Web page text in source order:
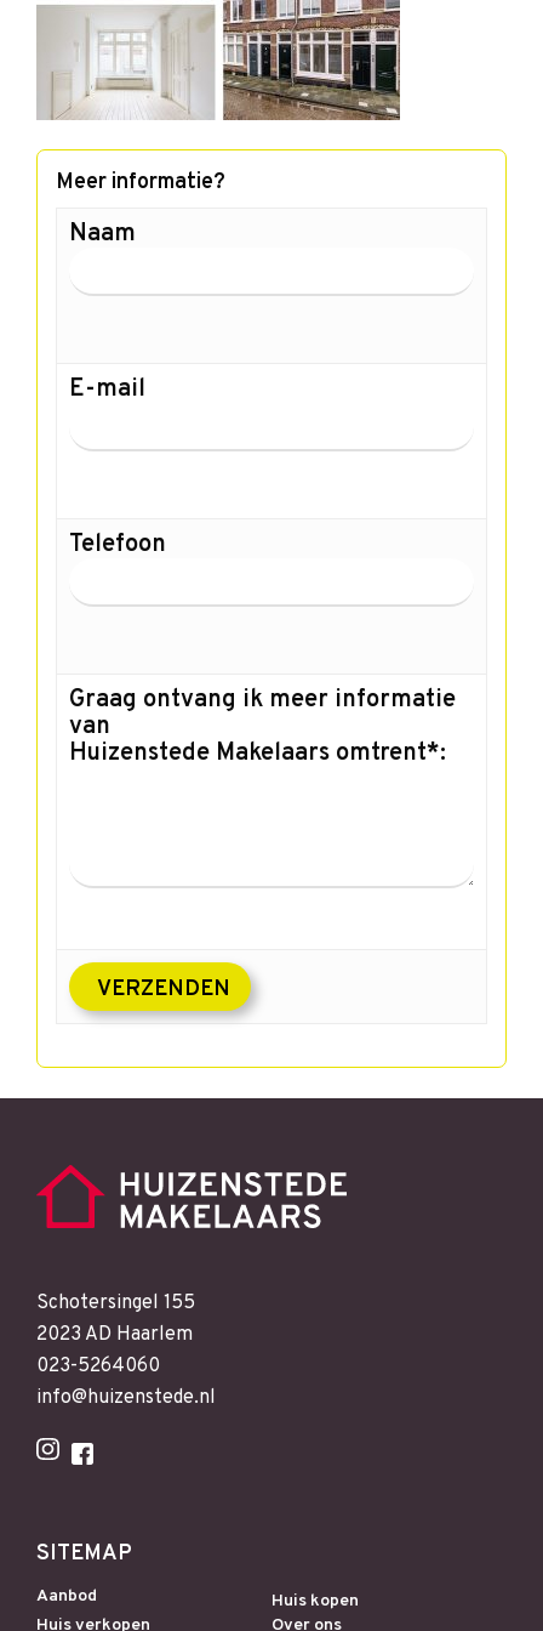
Meer informatie?
Naam
E-mail
Telefoon
Graag ontvang ik meer informatie
van
Huizenstede Makelaars omtrent*:
Schotersingel 155
2023 AD Haarlem
023-5264060
info@huizenstede.nl
SITEMAP
Aanbod
Huis kopen
Huis verkopen
Over ons